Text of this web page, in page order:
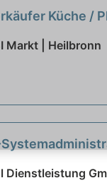
Küche /
Markt | Heilbronn
Dienstleistung